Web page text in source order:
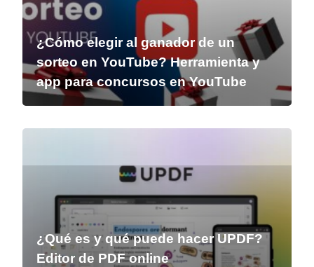
¿Cómo elegir al ganador de un
sorteo en YouTube? Herramienta y
app para concursos en YouTube
¿Qué es y qué puede hacer UPDF?
Editor de PDF online